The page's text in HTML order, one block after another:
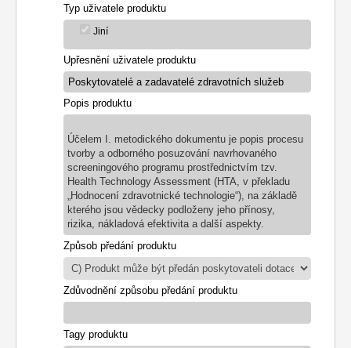
Typ uživatele produktu
Jiní
Upřesnění uživatele produktu
Popis produktu
Účelem I. metodického dokumentu je popis procesu
tvorby a odborného posuzování navrhovaného
screeningového programu prostřednictvím tzv.
Health Technology Assessment (HTA, v překladu
„Hodnocení zdravotnické technologie“), na základě
kterého jsou vědecky podloženy jeho přínosy,
rizika, nákladová efektivita a další aspekty.
Způsob předání produktu
Zdůvodnění způsobu předání produktu
Tagy produktu